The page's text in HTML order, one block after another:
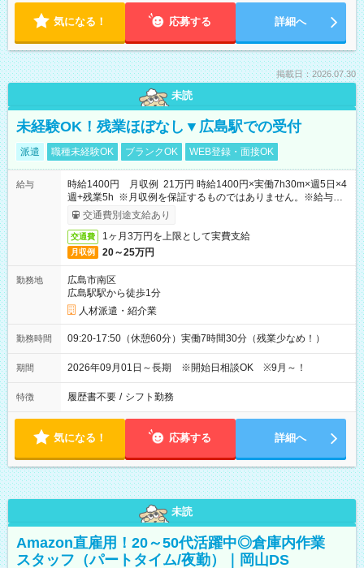
気になる！ 応募する 詳細へ
掲載日：2026.07.30
未読
未経験OK！残業ほぼなし▼広島駅での受付
派遣 職種未経験OK ブランクOK WEB登録・面接OK
給与
時給1400円 月収例 21万円 時給1400円×実働7h30m×週5日×4
週+残業5h ※月収例を保証するものではありません。※給与即
受取りサービス利用可（利用条件有）
交通費別途支給あり
交通費 1ヶ月3万円を上限として実費支給
月収例 20～25万円
勤務地
広島市南区
広島駅駅から徒歩1分
人材派遣・紹介業
勤務時間 09:20-17:50（休憩60分）実働7時間30分（残業少なめ！）
期間 2026年09月01日～長期 ※開始日相談OK ※9月～！
特徴 履歴書不要 / シフト勤務
気になる！ 応募する 詳細へ
未読
Amazon直雇用！20～50代活躍中◎倉庫内作業
スタッフ（パートタイム/夜勤）｜岡山DS